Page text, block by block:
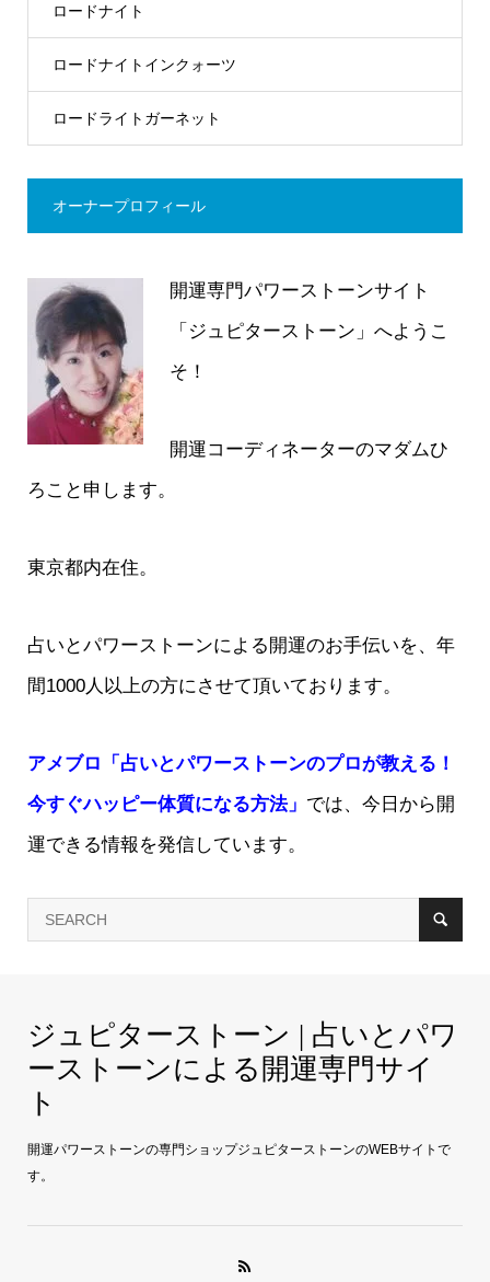
ロードナイト
ロードナイトインクォーツ
ロードライトガーネット
オーナープロフィール
開運専門パワーストーンサイト
「ジュピターストーン」へようこ
そ！
開運コーディネーターのマダムひ
ろこと申します。
東京都内在住。
占いとパワーストーンによる開運のお手伝いを、年
間1000人以上の方にさせて頂いております。
アメブロ「占いとパワーストーンのプロが教える！
今すぐハッピー体質になる方法」 では、今日から開
運できる情報を発信しています。
ジュピターストーン | 占いとパワ
ーストーンによる開運専門サイ
ト
開運パワーストーンの専門ショップジュピターストーンのWEBサイトで
す。